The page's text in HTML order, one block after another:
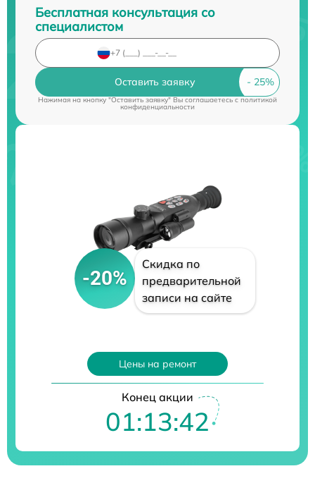
Бесплатная консультация со
специалистом
Оставить заявку
Нажимая на кнопку "Оставить заявку" Вы соглашаетесь cполитикой
конфиденциальности
-20%
Скидка по
предварительной
записи на сайте
Цены на ремонт
Конец акции
01:13:41